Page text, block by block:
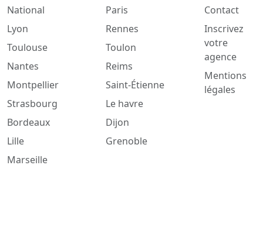
National
Lyon
Toulouse
Nantes
Montpellier
Strasbourg
Bordeaux
Lille
Marseille
Paris
Rennes
Toulon
Reims
Saint-Étienne
Le havre
Dijon
Grenoble
Contact
Inscrivez
votre
agence
Mentions
légales